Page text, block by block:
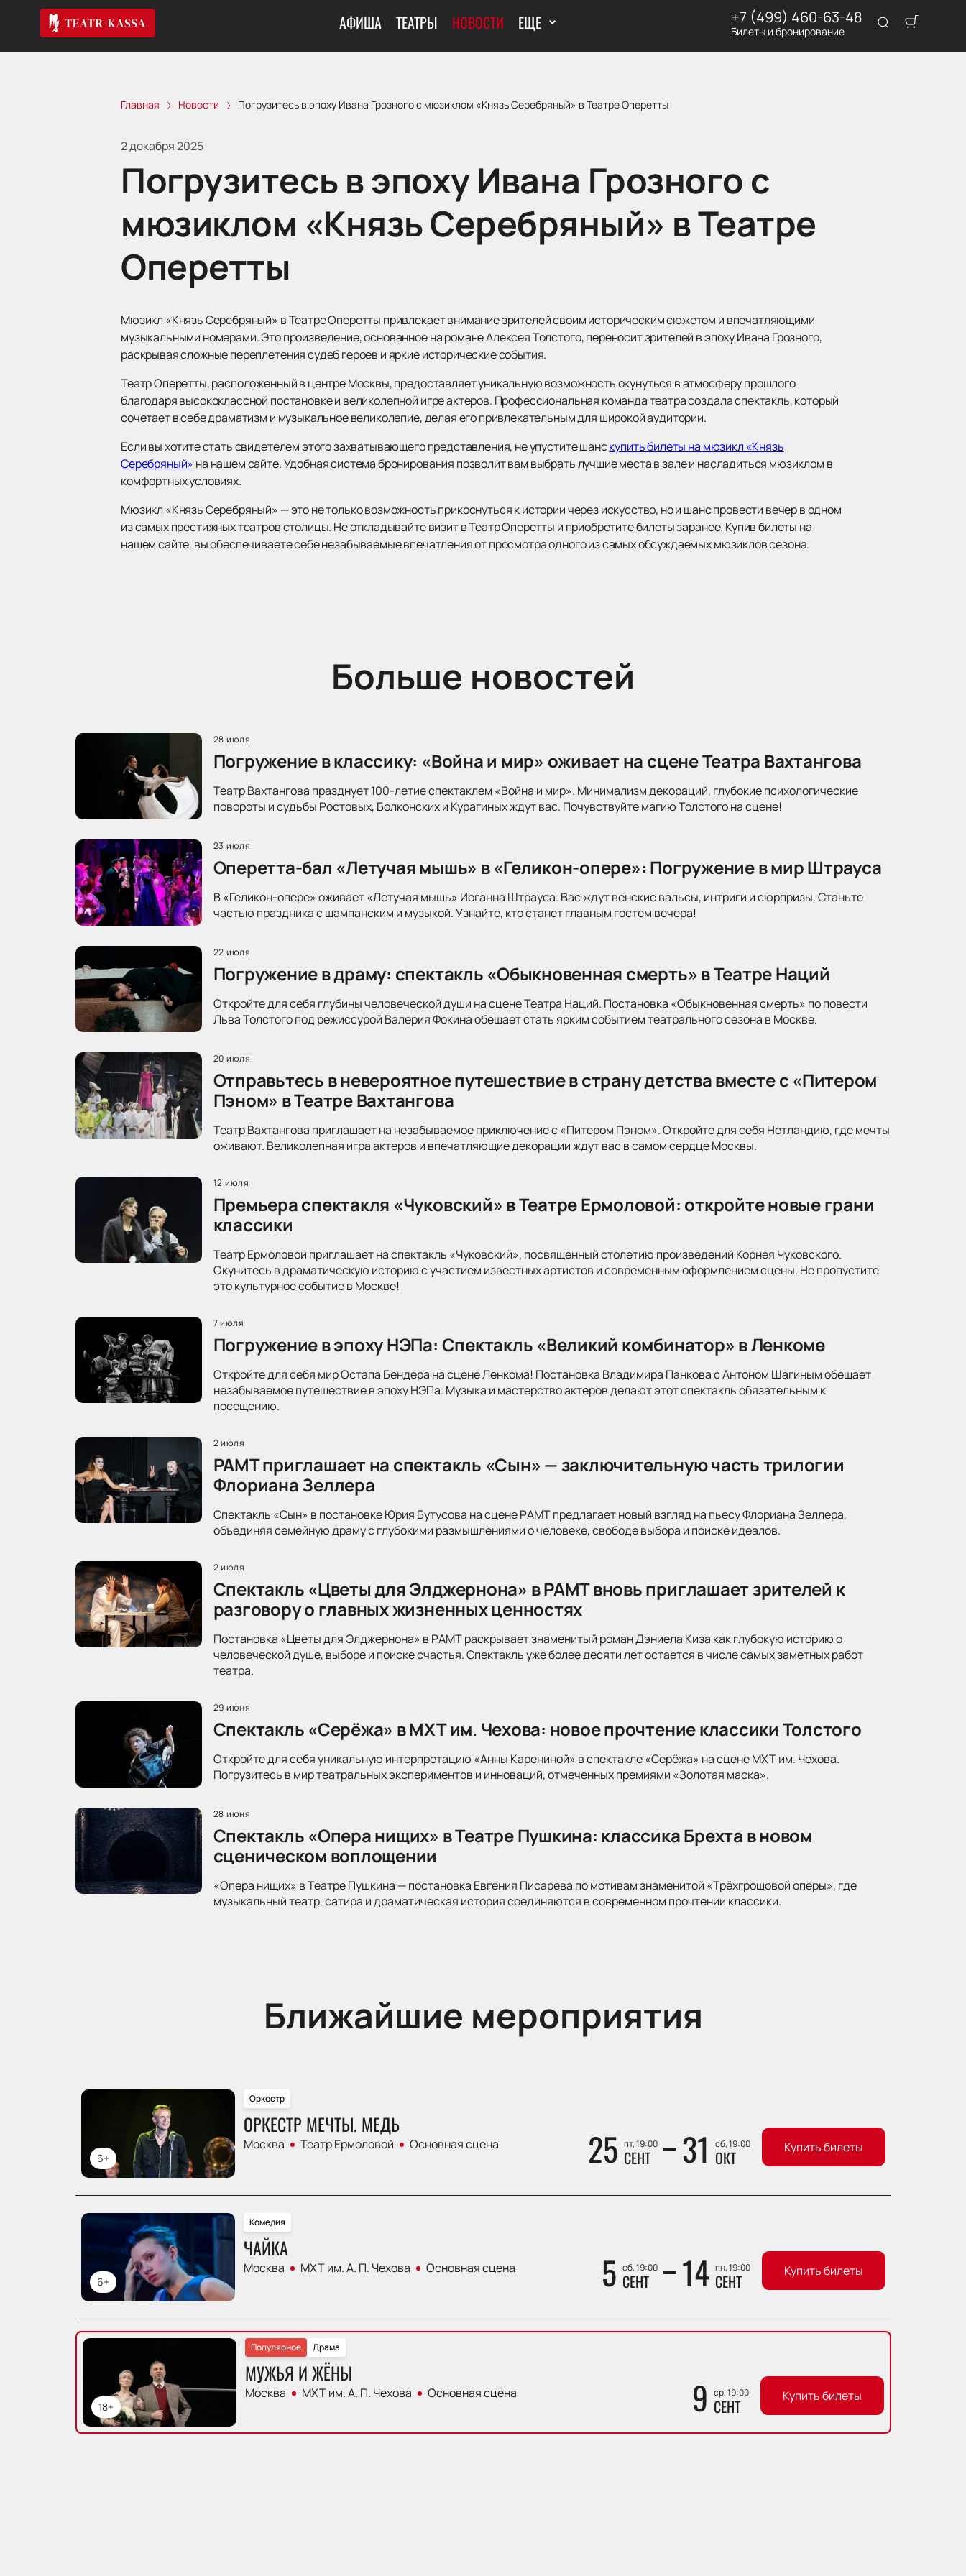
АФИША ТЕАТРЫ НОВОСТИ ЕЩЕ +7 (499) 460-63-48
Билеты и бронирование
Главная Новости Погрузитесь в эпоху Ивана Грозного с мюзиклом «Князь Серебряный» в Театре Оперетты
2 декабря 2025
Погрузитесь в эпоху Ивана Грозного с
мюзиклом «Князь Серебряный» в Театре
Оперетты
Мюзикл «Князь Серебряный» в Театре Оперетты привлекает внимание зрителей своим историческим сюжетом и впечатляющими
музыкальными номерами. Это произведение, основанное на романе Алексея Толстого, переносит зрителей в эпоху Ивана Грозного,
раскрывая сложные переплетения судеб героев и яркие исторические события.
Театр Оперетты, расположенный в центре Москвы, предоставляет уникальную возможность окунуться в атмосферу прошлого
благодаря высококлассной постановке и великолепной игре актеров. Профессиональная команда театра создала спектакль, который
сочетает в себе драматизм и музыкальное великолепие, делая его привлекательным для широкой аудитории.
Если вы хотите стать свидетелем этого захватывающего представления, не упустите шанскупить билеты на мюзикл «Князь
Серебряный» на нашем сайте. Удобная система бронирования позволит вам выбрать лучшие места в зале и насладиться мюзиклом в
комфортных условиях.
Мюзикл «Князь Серебряный» — это не только возможность прикоснуться к истории через искусство, но и шанс провести вечер в одном
из самых престижных театров столицы. Не откладывайте визит в Театр Оперетты и приобретите билеты заранее. Купив билеты на
нашем сайте, вы обеспечиваете себе незабываемые впечатления от просмотра одного из самых обсуждаемых мюзиклов сезона.
Больше новостей
28 июля
Погружение в классику: «Война и мир» оживает на сцене Театра Вахтангова
Театр Вахтангова празднует 100-летие спектаклем «Война и мир». Минимализм декораций, глубокие психологические
повороты и судьбы Ростовых, Болконских и Курагиных ждут вас. Почувствуйте магию Толстого на сцене!
23 июля
Оперетта-бал «Летучая мышь» в «Геликон-опере»: Погружение в мир Штрауса
В «Геликон-опере» оживает «Летучая мышь» Иоганна Штрауса. Вас ждут венские вальсы, интриги и сюрпризы. Станьте
частью праздника с шампанским и музыкой. Узнайте, кто станет главным гостем вечера!
22 июля
Погружение в драму: спектакль «Обыкновенная смерть» в Театре Наций
Откройте для себя глубины человеческой души на сцене Театра Наций. Постановка «Обыкновенная смерть» по повести
Льва Толстого под режиссурой Валерия Фокина обещает стать ярким событием театрального сезона в Москве.
20 июля
Отправьтесь в невероятное путешествие в страну детства вместе с «Питером
Пэном» в Театре Вахтангова
Театр Вахтангова приглашает на незабываемое приключение с «Питером Пэном». Откройте для себя Нетландию, где мечты
оживают. Великолепная игра актеров и впечатляющие декорации ждут вас в самом сердце Москвы.
12 июля
Премьера спектакля «Чуковский» в Театре Ермоловой: откройте новые грани
классики
Театр Ермоловой приглашает на спектакль «Чуковский», посвященный столетию произведений Корнея Чуковского.
Окунитесь в драматическую историю с участием известных артистов и современным оформлением сцены. Не пропустите
это культурное событие в Москве!
7 июля
Погружение в эпоху НЭПа: Спектакль «Великий комбинатор» в Ленкоме
Откройте для себя мир Остапа Бендера на сцене Ленкома! Постановка Владимира Панкова с Антоном Шагиным обещает
незабываемое путешествие в эпоху НЭПа. Музыка и мастерство актеров делают этот спектакль обязательным к
посещению.
2 июля
РАМТ приглашает на спектакль «Сын» — заключительную часть трилогии
Флориана Зеллера
Спектакль «Сын» в постановке Юрия Бутусова на сцене РАМТ предлагает новый взгляд на пьесу Флориана Зеллера,
объединяя семейную драму с глубокими размышлениями о человеке, свободе выбора и поиске идеалов.
2 июля
Спектакль «Цветы для Элджернона» в РАМТ вновь приглашает зрителей к
разговору о главных жизненных ценностях
Постановка «Цветы для Элджернона» в РАМТ раскрывает знаменитый роман Дэниела Киза как глубокую историю о
человеческой душе, выборе и поиске счастья. Спектакль уже более десяти лет остается в числе самых заметных работ
театра.
29 июня
Спектакль «Серёжа» в МХТ им. Чехова: новое прочтение классики Толстого
Откройте для себя уникальную интерпретацию «Анны Карениной» в спектакле «Серёжа» на сцене МХТ им. Чехова.
Погрузитесь в мир театральных экспериментов и инноваций, отмеченных премиями «Золотая маска».
28 июня
Спектакль «Опера нищих» в Театре Пушкина: классика Брехта в новом
сценическом воплощении
«Опера нищих» в Театре Пушкина — постановка Евгения Писарева по мотивам знаменитой «Трёхгрошовой оперы», где
музыкальный театр, сатира и драматическая история соединяются в современном прочтении классики.
Ближайшие мероприятия
6+
Оркестр
ОРКЕСТР МЕЧТЫ. МЕДЬ
Москва Театр Ермоловой Основная сцена 25 пт, 19:00
СЕНТ 31 сб, 19:00
ОКТ Купить билеты
6+
Комедия
ЧАЙКА
Москва МХТ им. А. П. Чехова Основная сцена 5 сб, 19:00
СЕНТ 14 пн, 19:00
СЕНТ Купить билеты
18+
Драма
Популярное
МУЖЬЯ И ЖЁНЫ
Москва МХТ им. А. П. Чехова Основная сцена 9 ср, 19:00
СЕНТ Купить билеты